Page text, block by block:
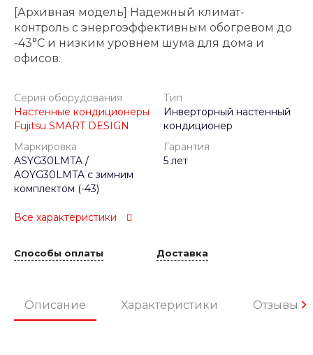
[Архивная модель] Надежный климат-
контроль с энергоэффективным обогревом до
-43°C и низким уровнем шума для дома и
офисов.
Серия оборудования
Настенные кондиционеры
Fujitsu SMART DESIGN
Тип
Инверторный настенный
кондиционер
Маркировка
ASYG30LMTA /
AOYG30LMTA с зимним
комплектом (-43)
Гарантия
5 лет
Все характеристики
Способы оплаты Доставка
Описание Характеристики Отзывы